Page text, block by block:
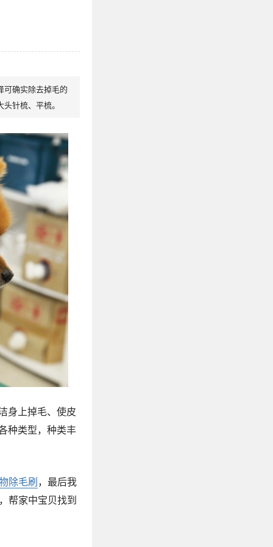
可确实除去掉毛的
针梳、平梳。
身上掉毛、使皮
种类型，种类丰
除毛刷，最后我
帮家中宝贝找到